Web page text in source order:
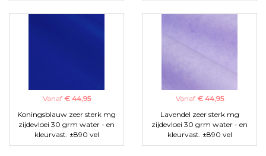
Vanaf € 44,95
Koningsblauw zeer sterk mg
zijdevloei 30 grm water - en
kleurvast. ±890 vel
Vanaf € 44,95
Lavendel zeer sterk mg
zijdevloei 30 grm water - en
kleurvast. ±890 vel